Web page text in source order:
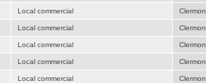
Local commercial
Local commercial
Local commercial
Local commercial
Local commercial